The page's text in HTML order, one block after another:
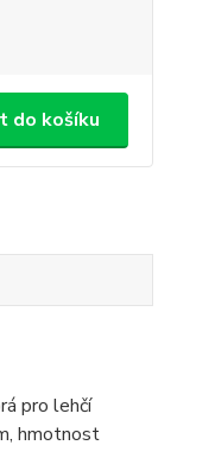
do košíku
pro lehčí
hmotnost